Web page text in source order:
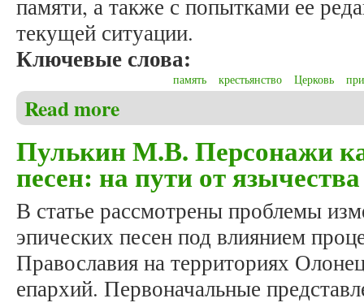
памяти, а также с попытками ее
текущей ситуации.
Ключевые слова:
память крестьянство Церковь
Read more
Пулькин М.В. Персонажи
песен: на пути от
В статье рассмотрены проблемы
эпических песен под влиянием
Православия на территориях
епархий. Первоначальные